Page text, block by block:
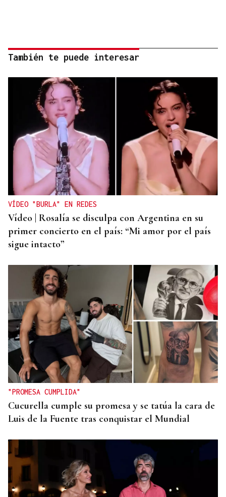
También te puede interesar
VÍDEO "BURLA" EN REDES
Vídeo | Rosalía se disculpa con Argentina en su
primer concierto en el país: “Mi amor por el país
sigue intacto”
"PROMESA CUMPLIDA"
Cucurella cumple su promesa y se tatúa la cara de
Luis de la Fuente tras conquistar el Mundial